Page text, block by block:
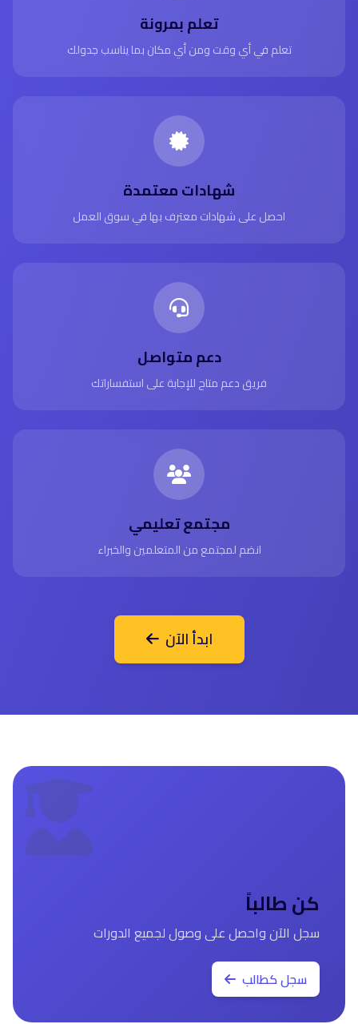
تعلم بمرونة
تعلم في أي وقت ومن أي مكان بما يناسب جدولك
شهادات معتمدة
احصل على شهادات معترف بها في سوق العمل
دعم متواصل
فريق دعم متاح للإجابة على استفساراتك
مجتمع تعليمي
انضم لمجتمع من المتعلمين والخبراء
ابدأ الآن
كن طالباً
سجل الآن واحصل على وصول لجميع الدورات
سجل كطالب